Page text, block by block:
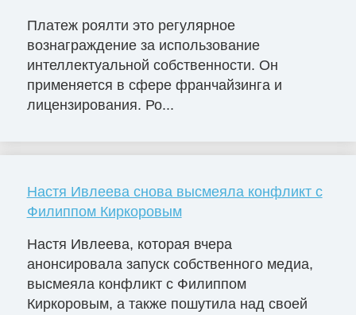
Платеж роялти это регулярное
вознаграждение за использование
интеллектуальной собственности. Он
применяется в сфере франчайзинга и
лицензирования. Ро...
Настя Ивлеева снова высмеяла конфликт с
Филиппом Киркоровым
Настя Ивлеева, которая вчера
анонсировала запуск собственного медиа,
высмеяла конфликт с Филиппом
Киркоровым, а также пошутила над своей